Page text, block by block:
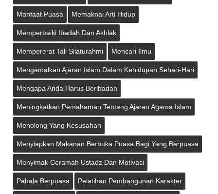
Manfaat Puasa Memaknai Arti Hidup
Memperbaiki Ibadah Dan Akhlak
Mempererat Tali Silaturahmi Mencari Ilmu
Mengamalkan Ajaran Islam Dalam Kehidupan Sehari-Hari
Mengapa Anda Harus Beribadah
Meningkatkan Pemahaman Tentang Ajaran Agama Islam
Menolong Yang Kesusahan
Menyiapkan Makanan Berbuka Puasa Bagi Yang Berpuasa
Menyimak Ceramah Ustadz Dan Motivasi
Pahala Berpuasa Pelatihan Pembangunan Karakter